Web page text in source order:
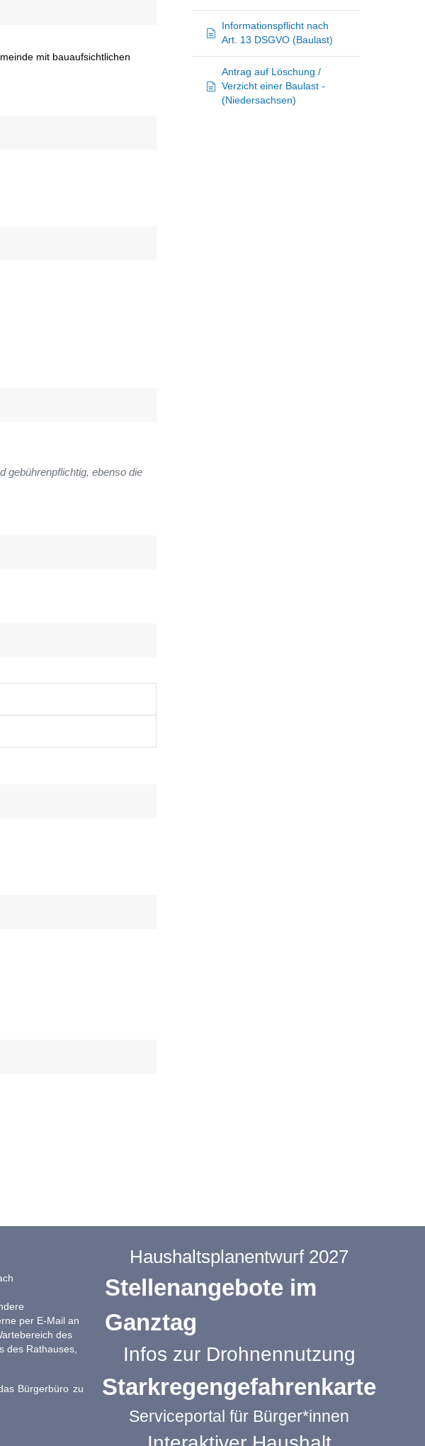
mit bauaufsichtlichen
gebührenpflichtig, ebenso die
Informationspflicht nach
Art. 13 DSGVO (Baulast)
Antrag auf Löschung /
Verzicht einer Baulast -
(Niedersachsen)
per E-Mail an
des
des Rathauses,
Bürgerbüro zu
Haushaltsplanentwurf 2027
Stellenangebote im
Ganztag
Infos zur Drohnennutzung
Starkregengefahrenkarte
Serviceportal für Bürger*innen